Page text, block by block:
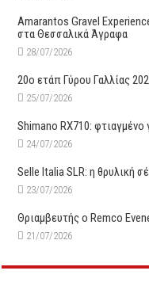
Amarantos Gravel
στα Θεσσαλικά Άγραφα
28/07/2026
20ο ετάπ Γύρου Γαλλίας
25/07/2026
Shimano RX710: φτιαγμένο
24/07/2026
Selle Italia SLR: η θρυλική
23/07/2026
Θριαμβευτής ο Remco
21/07/2026